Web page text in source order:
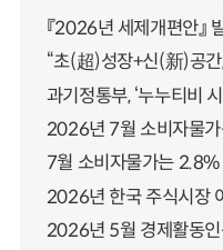
『2026년 세제개편안』
“초(超)성장+신(新)공
과기정통부, ‘누누티비
2026년 7월 소비자물
7월 소비자물가는 2.8%
2026년 한국 주식시장
2026년 5월 경제활동